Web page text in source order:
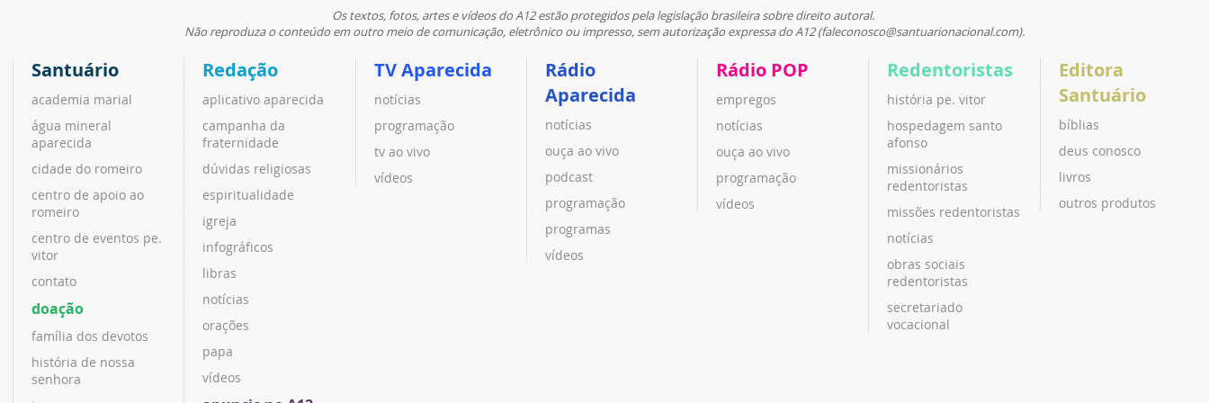
Os textos, fotos, artes e vídeos do A12 estão protegidos pela legislação brasileira sobre direito autoral.
Não reproduza o conteúdo em outro meio de comunicação, eletrônico ou impresso, sem autorização expressa do A12 (faleconosco@santuarionacional.com).
Santuário
academia marial
água mineral
aparecida
cidade do romeiro
centro de apoio ao
romeiro
centro de eventos pe.
vitor
contato
doação
família dos devotos
história de nossa
senhora
Redação
aplicativo aparecida
campanha da
fraternidade
dúvidas religiosas
espiritualidade
igreja
infográficos
libras
notícias
orações
papa
vídeos
TV Aparecida
notícias
programação
tv ao vivo
vídeos
Rádio
Aparecida
notícias
ouça ao vivo
podcast
programação
programas
vídeos
Rádio POP
empregos
notícias
ouça ao vivo
programação
vídeos
Redentoristas
história pe. vitor
hospedagem santo
afonso
missionários
redentoristas
missões redentoristas
notícias
obras sociais
redentoristas
secretariado
vocacional
Editora
Santuário
bíblias
deus conosco
livros
outros produtos